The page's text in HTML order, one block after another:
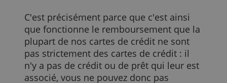
maximum ou jusqu'à la date à laquelle
votre banque clôture le mois de
dépenses.
Pas une 'carte de crédit'